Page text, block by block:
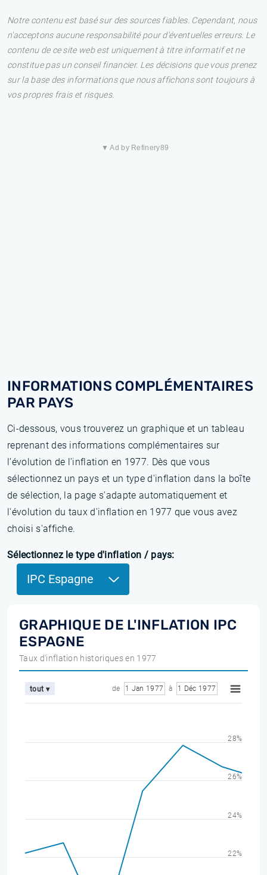
Notre contenu est basé sur des sources fiables. Cependant, nous
n'acceptons aucune responsabilité pour d'éventuelles erreurs. Le
contenu de ce site web est uniquement à titre informatif et ne
constitue pas un conseil financier. Les décisions que vous prenez
sur la base des informations que nous affichons sont toujours à
vos propres frais et risques.
▼ Ad by Refinery89
INFORMATIONS COMPLÉMENTAIRES
PAR PAYS
Ci-dessous, vous trouverez un graphique et un tableau
reprenant des informations complémentaires sur
l’évolution de l'inflation en 1977. Dès que vous
sélectionnez un pays et un type d'inflation dans la boîte
de sélection, la page s'adapte automatiquement et
l'évolution du taux d'inflation en 1977 que vous avez
choisi s'affiche.
Sélectionnez le type d'inflation / pays:
IPC Espagne
GRAPHIQUE DE L'INFLATION IPC
ESPAGNE
Taux d'inflation historiques en 1977
tout ▾ de 1 Jan 1977 à 1 Déc 1977
22%
24%
26%
28%